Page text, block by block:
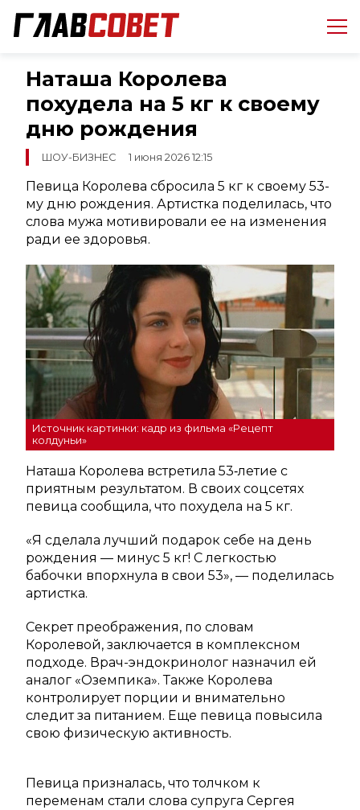
Наташа Королева
похудела на 5 кг к своему
дню рождения
ШОУ-БИЗНЕС 1 июня 2026 12:15
Певица Королева сбросила 5 кг к своему 53-
му дню рождения. Артистка поделилась, что
слова мужа мотивировали ее на изменения
ради ее здоровья.
Источник картинки: кадр из фильма «Рецепт
колдуньи»
Наташа Королева встретила 53‑летие с
приятным результатом. В своих соцсетях
певица сообщила, что похудела на 5 кг.
«Я сделала лучший подарок себе на день
рождения — минус 5 кг! С легкостью
бабочки впорхнула в свои 53», — поделилась
артистка.
Секрет преображения, по словам
Королевой, заключается в комплексном
подходе. Врач-эндокринолог назначил ей
аналог «Оземпика». Также Королева
контролирует порции и внимательно
следит за питанием. Еще певица повысила
свою физическую активность.
Певица призналась, что толчком к
переменам стали слова супруга Сергея